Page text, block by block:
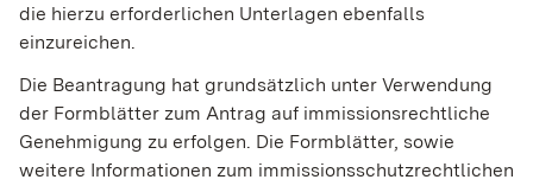
die hierzu erforderlichen Unterlagen ebenfalls
einzureichen.
Die Beantragung hat grundsätzlich unter Verwendung
der Formblätter zum Antrag auf immissionsrechtliche
Genehmigung zu erfolgen. Die Formblätter, sowie
weitere Informationen zum immissionsschutzrechtlichen